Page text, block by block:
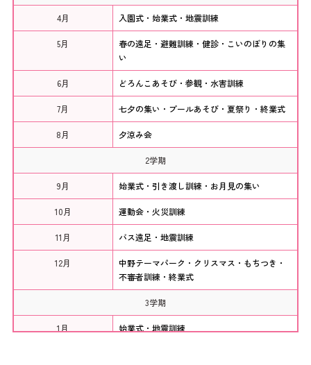
4月 入園式・始業式・地震訓練
5月
春の遠足・避難訓練・健診・こいのぼりの集
い
6月 どろんこあそび・参観・水害訓練
7月 七夕の集い・プールあそび・夏祭り・終業式
8月 夕涼み会
2学期
9月 始業式・引き渡し訓練・お月見の集い
10月 運動会・火災訓練
11月 バス遠足・地震訓練
12月
中野テーマパーク・クリスマス・もちつき・
不審者訓練・終業式
3学期
1月 始業式・地震訓練